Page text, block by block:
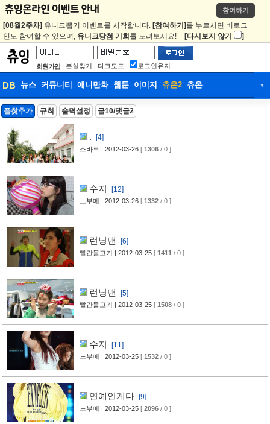
참여하기
[08월2주차] 유니크뽑기 이벤트를 시작합니다. [참여하기] 를 누르시면 비로그
인도 참여할 수 있으며, 유니크당첨 기회 를 노려보세요! [다시보지 않기 ]
회원가입 | 분실찾기 | 다크모드 | 로그인유지
DB 뉴스 커뮤니티 애니만화 웹툰 이미지 츄온2 츄온 ▼
DB 뉴스
즐찾추가 규칙 숨덕설정 글10/댓글2
. [4]
스바루 | 2012-03-26 [ 1306 / 0 ]
수지 [12]
노부메 | 2012-03-26 [ 1332 / 0 ]
런닝맨 [6]
빨간물고기 | 2012-03-25 [ 1411 / 0 ]
런닝맨 [5]
빨간물고기 | 2012-03-25 [ 1508 / 0 ]
수지 [11]
노부메 | 2012-03-25 [ 1532 / 0 ]
연예인게다 [9]
노부메 | 2012-03-25 [ 2096 / 0 ]